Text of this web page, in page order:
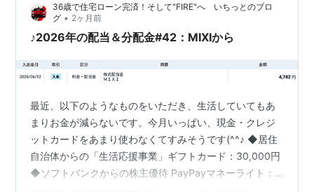
36歳で住宅ローン完済！そして"FIRE"へ いちっとのブロ
グ • 2ヶ月前
♪2026年の配当＆分配金#42：MIXIから
最近、以下のようなものをいただき、生活していてもあ
まりお金が減らないです。今月いっぱい、現金・クレジ
ットカードをあまり使わなくてすみそうです(^^♪ ◆居住
自治体からの「生活応援事業」ギフトカード：30,000円
◆ソフトバンクからの株主優待 PayPayマネーライト：